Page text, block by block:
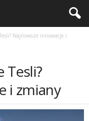
Najnowsze innowacje i
Tesli?
i zmiany